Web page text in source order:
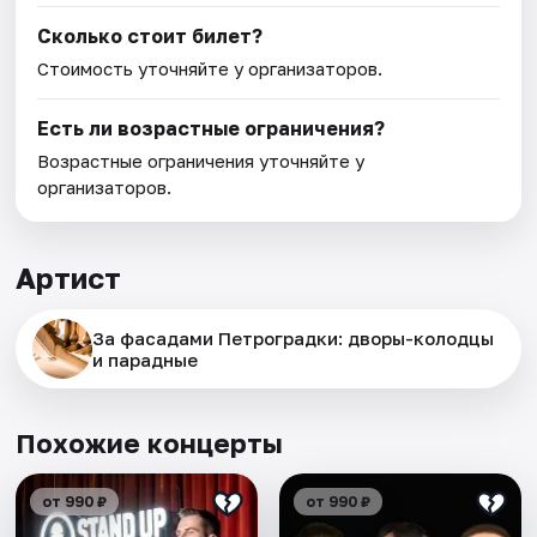
Сколько стоит билет?
Стоимость уточняйте у организаторов.
Есть ли возрастные ограничения?
Возрастные ограничения уточняйте у
организаторов.
Артист
За фасадами Петроградки: дворы-колодцы
и парадные
Похожие концерты
от 990 ₽ от 990 ₽